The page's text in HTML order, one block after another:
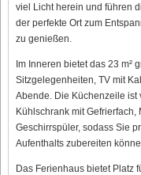
viel Licht herein und führen
der perfekte Ort zum
zu genießen.
Im Inneren bietet das 23 m²
Sitzgelegenheiten, TV mit
Abende. Die Küchenzeile ist
Kühlschrank mit
Geschirrspüler, sodass Sie
Aufenthalts zubereiten
Das Ferienhaus bietet Platz